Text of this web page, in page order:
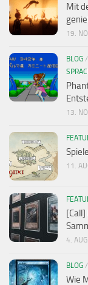
Mit
19.
BLOG /
13.
11.
4.
BLOG /
Wie